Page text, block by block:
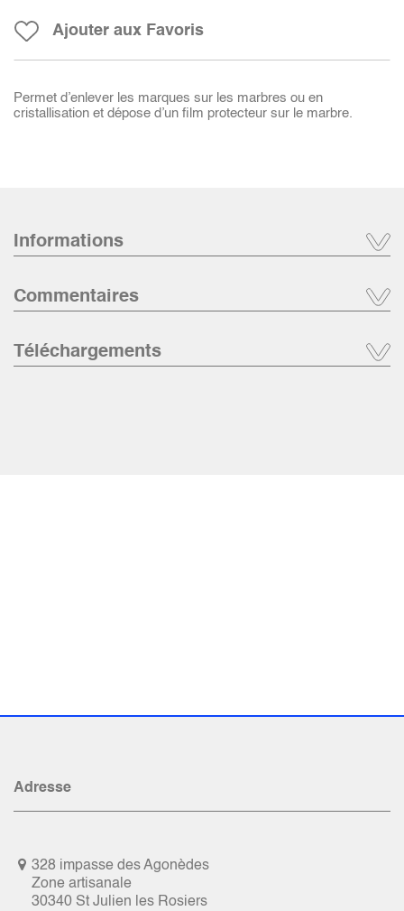
Ajouter aux Favoris
Permet d’enlever les marques sur les marbres ou en
cristallisation et dépose d’un film protecteur sur le marbre.
Informations
Commentaires
Téléchargements
Adresse
328 impasse des Agonèdes
Zone artisanale
30340 St Julien les Rosiers